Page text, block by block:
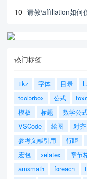
10 请教\affiliation如何
热门标签
tikz 字体 目录
tcolorbox
公式
模板
标题 数学公
VSCode
绘图 对齐
参考文献引用
行距
宏包
xelatex 章节
amsmath
foreach